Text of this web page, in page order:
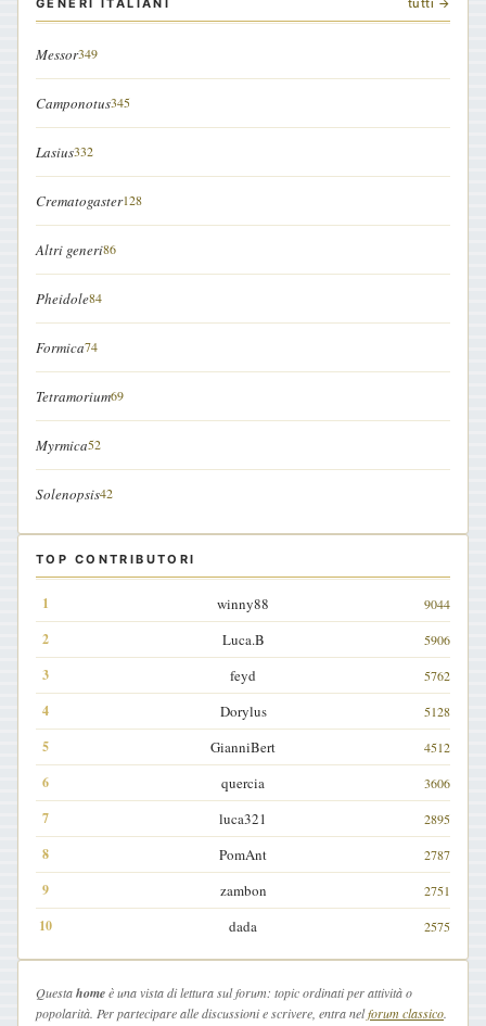
GENERI ITALIANI tutti →
Messor349
Camponotus345
Lasius332
Crematogaster128
Altri generi86
Pheidole84
Formica74
Tetramorium69
Myrmica52
Solenopsis42
TOP CONTRIBUTORI
winny88 9044
Luca.B 5906
feyd 5762
Dorylus 5128
GianniBert 4512
quercia 3606
luca321 2895
PomAnt 2787
zambon 2751
dada 2575
Questahomeè una vista di lettura sul forum: topic ordinati per attività o
popolarità. Per partecipare alle discussioni e scrivere, entra nelforum classico